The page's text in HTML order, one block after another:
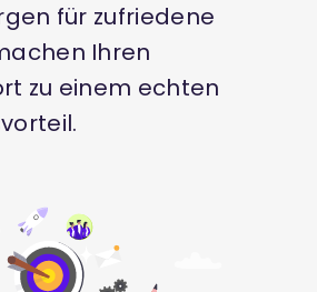
für zufriedene
Ihren
zu einem echten